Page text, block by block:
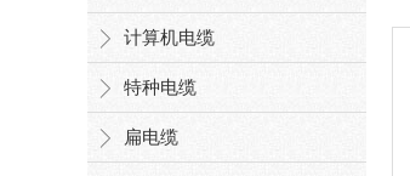
计算机电缆
特种电缆
扁电缆